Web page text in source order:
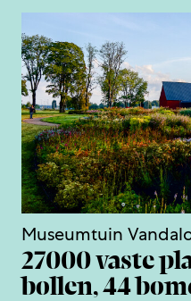
Museumtuin
27000 vaste
bollen, 44